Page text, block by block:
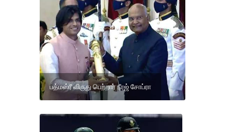
பத்மஸ்ரீ விருது பெற்றார் நீரஜ் சோப்ரா